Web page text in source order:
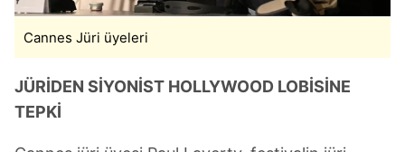
Cannes Jüri üyeleri
JÜRİDEN SİYONİST HOLLYWOOD LOBİSİNE
TEPKİ